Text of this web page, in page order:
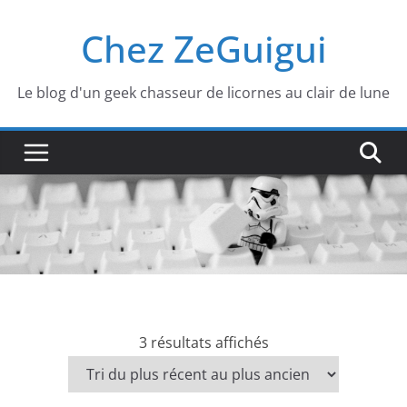
Chez ZeGuigui
Le blog d'un geek chasseur de licornes au clair de lune
3 résultats affichésT
r
i